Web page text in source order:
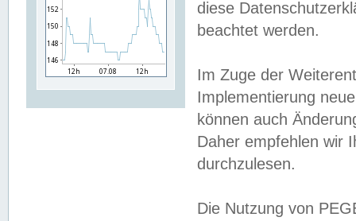
diese
beachtet werden.
Im Zuge der
Implementierung
können auch
Daher empfehlen wir
durchzulesen.
Die Nutzung von